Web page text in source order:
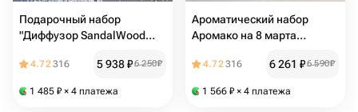
Подарочный набор
"Диффузор SandalWood
Виски и Табак 100 гр."
4.72316 5 938₽6 250₽
1 485 ₽ × 4 платежа
Ароматический набор
Аромако на 8 марта
Хлопок Кашемир, свеча
4.72316 6 261 ₽6 590₽
1 566 ₽ × 4 платежа